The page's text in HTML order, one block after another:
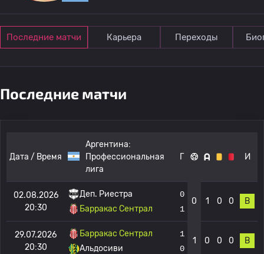
Последние матчи Карьера Переходы
Последние матчи
Дата / Время
Аргентина:
Профессиональная
лига
Г И
02.08.2026
20:30
Деп. Риестра
Барракас Сентрал
0
1
0 1 0 0 В
29.07.2026
20:30
Барракас Сентрал
Альдосиви
1
0
1 0 0 0 В